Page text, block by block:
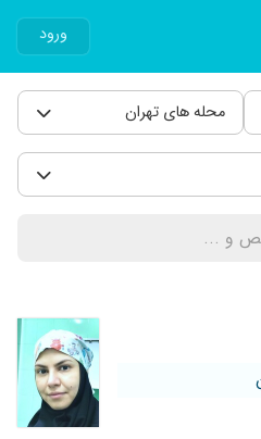
ورود
محله های تهران